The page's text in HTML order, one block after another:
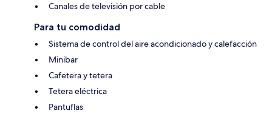
Canales de televisión por cable
Para tu comodidad
Sistema de control del aire acondicionado y calefacción
Minibar
Cafetera y tetera
Tetera eléctrica
Pantuflas